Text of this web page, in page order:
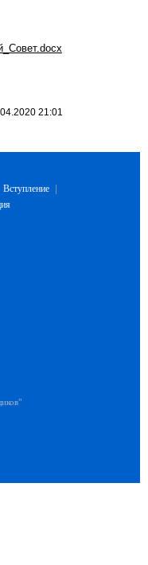
21:01
Вступление